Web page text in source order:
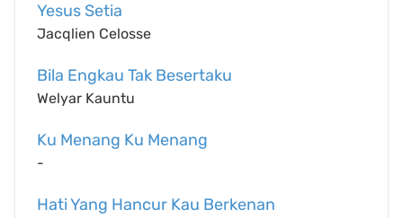
Yesus Setia
Jacqlien Celosse
Bila Engkau Tak Besertaku
Welyar Kauntu
Ku Menang Ku Menang
-
Hati Yang Hancur Kau Berkenan